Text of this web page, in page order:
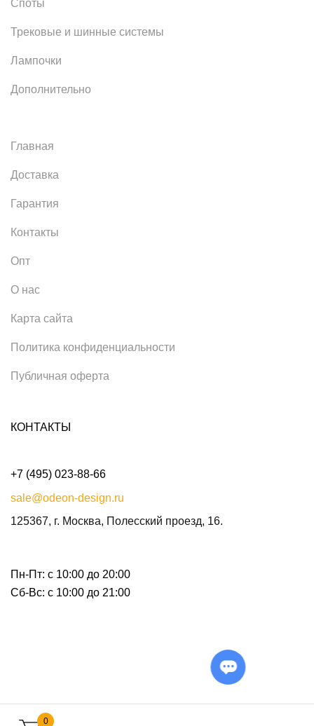
0
Споты
Трековые и шинные системы
Лампочки
Дополнительно
Главная
Доставка
Гарантия
Контакты
Опт
О нас
Карта сайта
Политика конфиденциальности
Публичная оферта
КОНТАКТЫ
+7 (495) 023-88-66
sale@odeon-design.ru
125367, г. Москва, Полесский проезд, 16.
Пн-Пт: с 10:00 до 20:00
Сб-Вс: с 10:00 до 21:00